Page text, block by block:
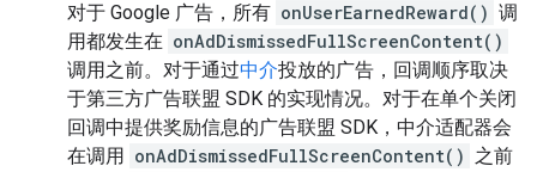
对于 Google 广告，所有 onUserEarnedReward() 调
用都发生在 onAdDismissedFullScreenContent()
调用之前。对于通过中介投放的广告，回调顺序取决
于第三方广告联盟 SDK 的实现情况。对于在单个关闭
回调中提供奖励信息的广告联盟 SDK，中介适配器会
在调用 onAdDismissedFullScreenContent() 之前